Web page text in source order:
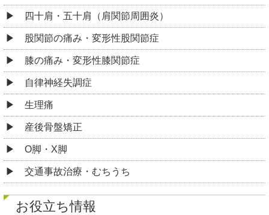
四十肩・五十肩（肩関節周囲炎）
股関節の痛み・変形性股関節症
膝の痛み・変形性膝関節症
自律神経失調症
生理痛
産後骨盤矯正
O脚・X脚
交通事故治療・むちうち
お役立ち情報